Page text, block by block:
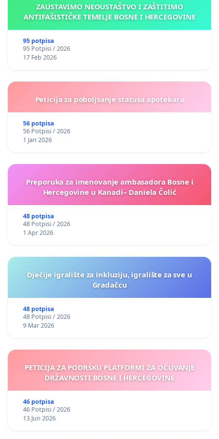
ZAUSTAVIMO NEOUSTAŠTVO I ZAŠTITIMO
ANTIFAŠISTIČKE TEMELJE BOSNE I HERCEGOVINE
95 potpisa
95 Potpisi / 2026
17 Feb 2026
Peticija za poboljsanje statusa apotekara
56 potpisa
56 Potpisi / 2026
1 Jan 2026
Preporuka za imenovanje ambasadora Bosne i
Hercegovine u Kanadi– Daniela Čolić
48 potpisa
48 Potpisi / 2026
1 Apr 2026
Dječije igralište za inkluziju, igralište za sve u
Gradačcu
48 potpisa
48 Potpisi / 2026
9 Mar 2026
PETICIJA ZA PODRŠKU PLATFORMI ZA OČUVANJE
DRŽAVNOSTI BOSNE I HERCEGOVINE
46 potpisa
46 Potpisi / 2026
13 Jun 2026